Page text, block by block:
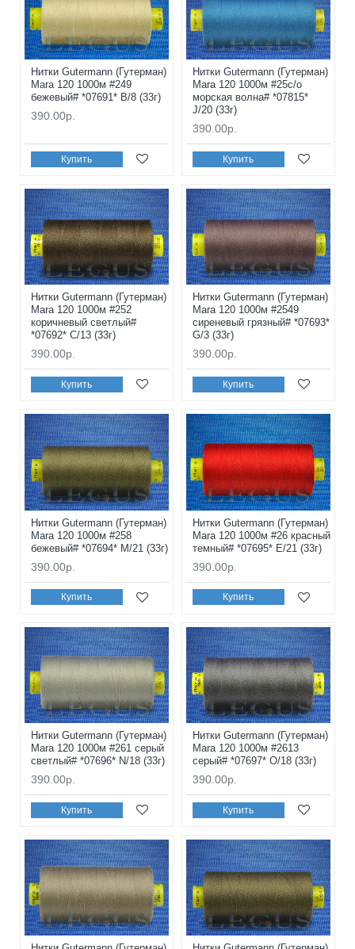
Нитки Gutermann (Гутерман)
Mara 120 1000м #249
бежевый# *07691* B/8 (33г)
390.00р.
Купить
Нитки Gutermann (Гутерман)
Mara 120 1000м #25с/о
морская волна# *07815*
J/20 (33г)
390.00р.
Купить
Нитки Gutermann (Гутерман)
Mara 120 1000м #252
коричневый светлый#
*07692* C/13 (33г)
390.00р.
Купить
Нитки Gutermann (Гутерман)
Mara 120 1000м #2549
сиреневый грязный# *07693*
G/3 (33г)
390.00р.
Купить
Нитки Gutermann (Гутерман)
Mara 120 1000м #258
бежевый# *07694* M/21 (33г)
390.00р.
Купить
Нитки Gutermann (Гутерман)
Mara 120 1000м #26 красный
темный# *07695* E/21 (33г)
390.00р.
Купить
Нитки Gutermann (Гутерман)
Mara 120 1000м #261 серый
светлый# *07696* N/18 (33г)
390.00р.
Купить
Нитки Gutermann (Гутерман)
Mara 120 1000м #2613
серый# *07697* O/18 (33г)
390.00р.
Купить